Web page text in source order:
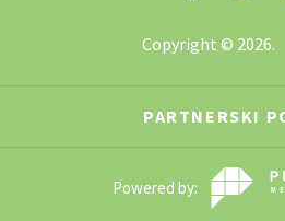
Copyright © 2026.
PARTNERSKI
Powered by: